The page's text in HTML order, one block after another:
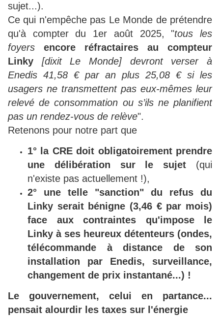
sujet...).
Ce qui n'empêche pas Le Monde de prétendre
qu'à compter du 1er août 2025, "tous les
foyers encore réfractaires au compteur
Linky [dixit Le Monde] devront verser à
Enedis 41,58 € par an plus 25,08 € si les
usagers ne transmettent pas eux-mêmes leur
relevé de consommation ou s’ils ne planifient
pas un rendez-vous de relève".
Retenons pour notre part que
1° la CRE doit obligatoirement prendre
une délibération sur le sujet (qui
n'existe pas actuellement !),
2° une telle "sanction" du refus du
Linky serait bénigne (3,46 € par mois)
face aux contraintes qu'impose le
Linky à ses heureux détenteurs (ondes,
télécommande à distance de son
installation par Enedis, surveillance,
changement de prix instantané...) !
Le gouvernement, celui en partance...
pensait alourdir les taxes sur l'énergie